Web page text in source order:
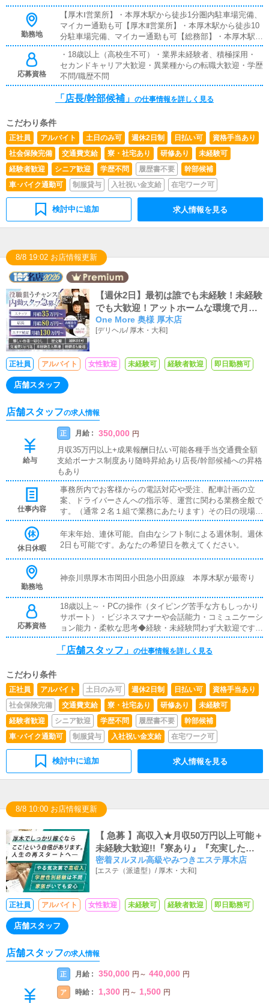
ます。
勤務地
【厚木Ⅰ営業所】・本厚木駅から徒歩1分圏内駐車場完備、
マイカー通勤も可【厚木Ⅱ営業所】・本厚木駅から徒歩10
分駐車場完備、マイカー通勤も可【総務部】・本厚木駅か
ら徒歩5分圏内【小田原営業所】・小田原駅から徒歩3分
圏内駐車場完備、マイカー通勤も可【東横営業所】・武蔵
小杉駅から徒歩5分圏内駐車場完備、マイカー通勤も可
【池袋営業所】・池袋駅から徒歩5分圏内
応募資格
・18歳以上（高校生不可）・業界未経験者、積極採用・
セカンドキャリア大歓迎・異業種からの転職大歓迎・学歴
不問/職歴不問
「店長/幹部候補」 の仕事情報を詳しく見る
こだわり条件
正社員 アルバイト 土日のみ可 週休2日制 日払い可
資格手当あり
社会保険完備
交通費支給 寮・社宅あり 研修あり
未経験可
経験者歓迎
シニア歓迎 学歴不問 履歴書不要
幹部候補
車･バイク通勤可
制服貸与 入社祝い金支給 在宅ワーク可
検討中に追加 求人情報を見る
8/8 19:02 お店情報更新
【週休2日】最初は誰でも未経験！未経験
でも大歓迎！アットホームな環境で月収3
5万スタート！！！
One More 奥様 厚木店
[デリヘル/ 厚木・大和]
正社員 アルバイト 女性歓迎 未経験可 経験者歓迎 即日勤務可
店舗スタッフ
店舗スタッフの求人情報
給与
正 月給 : 350,000 円
月収35万円以上+成果報酬日払い可能各種手当交通費全額
支給ボーナス制度あり随時昇給あり店長/幹部候補への昇格
もあり
仕事内容
事務所内でお客様からの電話対応や受注、配車計画の立
案、ドライバーさんへの指示等、運営に関わる業務全般で
す。（通常２名１組で業務にあたります）その日の現場総
監督として、お客様からの電話で受注を行い、PCメール
でドライバーさんへ指示を出し、受注スケジュール・配車
計画をリアルタイムの状況を判断しながら行い、的確に現
一切ありません）受注からドライバー指示まで一気通貫に
フが動くため、面白く非常にやりがいがあります。
休日休暇
年末年始、連休可能。自由なシフト制による週休制。週休
2日も可能です。あなたの希望日を教えてください。
勤務地
神奈川県厚木市岡田小田急小田原線 本厚木駅が最寄り
応募資格
18歳以上～・PCの操作（タイピング苦手な方もしっかり
サポート）・ビジネスマナーや会話能力・コミュニケーシ
ョン能力・柔軟な思考◆経験・未経験問わず大歓迎です◆
PCを使える方（使ったことがあるという程度で大丈夫で
す）◆エクセルなどの標準的な業務ソフトが使えること
で経営もやってみたいというやる気のある方◆この業界当
店が初めて（未経験）という男性が非常に多いお店です。
◆真面目にお仕事に取り組める向上心のある方であればど
んな方でも年齢は特に問いません。
「店舗スタッフ」 の仕事情報を詳しく見る
こだわり条件
正社員 アルバイト 土日のみ可 週休2日制 日払い可
資格手当あり
社会保険完備
交通費支給 寮・社宅あり 研修あり
未経験可
経験者歓迎
シニア歓迎 学歴不問 履歴書不要
幹部候補
車･バイク通勤可
制服貸与 入社祝い金支給 在宅ワーク可
検討中に追加 求人情報を見る
8/8 10:00 お店情報更新
【 急募 】高収入★月収50万円以上可能＋
未経験大歓迎!!『寮あり』『充実した福
利厚生』『有給休暇あり』
密着ヌルヌル高級やみつきエステ厚木店
[エステ（派遣型）/ 厚木・大和]
正社員 アルバイト 女性歓迎 未経験可 経験者歓迎 即日勤務可
店舗スタッフ
店舗スタッフの求人情報
正 月給 : 350,000 円 ～ 440,000 円
ア 時給 : 1,300 円 ～ 1,500 円